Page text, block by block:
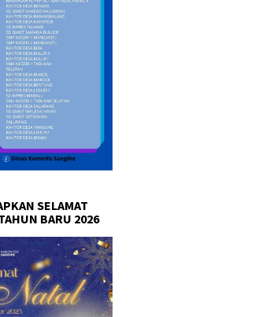
SELAMAT
BARU 2026